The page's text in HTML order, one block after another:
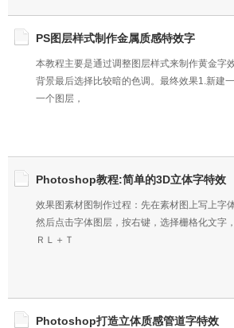
PS图层样式制作金属质感特效字
本教程主要是通过调整图层样式来制作黄金字
背景最后选择比较暗的色调。最终效果1.新建
一个图层，
Photoshop教程:简单的3D立体字特效
效果图素材图制作过程：先在素材图上写上字
然后点击字体图层，按右键，选择栅格化文字
ＲＬ＋Ｔ
Photoshop打造立体质感管道字特效